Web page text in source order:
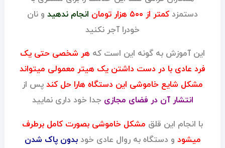
دستمزدکمتر از ۵۰۰ هزار تومان انجام ندهید و نان
خودرا آجر نکنید
این آموزش به گونه این است که هر شخصی حتی یک
فرد عادی با در دست داشتن یک هیتر معمولی میتواند
مشکل شایع خاموشی این دستگاه هارا حل کند پس از
انتشار آن در فضای مجازی جدا خود داری نمایید
با انجام این قلق مشکل خاموشی بصورت کامل برطرف
میشود و دستگاه به روال عادی خودبدون پاک شدن